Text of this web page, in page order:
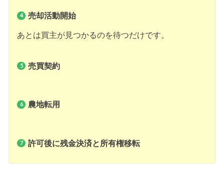
売却活動開始
あとは買主が見つかるのを待つだけです。
売買契約
農地転用
許可後に残金決済と所有権移転